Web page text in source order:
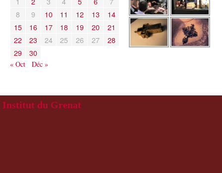
8
9 10 11 12 13
14
15
16 17 18 19 20
21
22
23 24 25 26 27
28
29
30
« Oct Déc »
Institut du Grenat